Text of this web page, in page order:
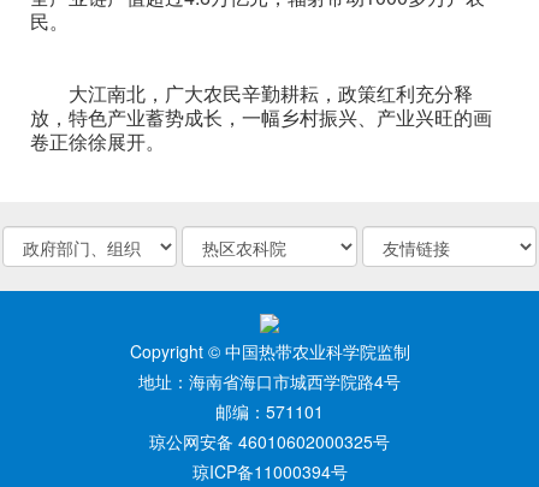
民。
大江南北，广大农民辛勤耕耘，政策红利充分释
放，特色产业蓄势成长，一幅乡村振兴、产业兴旺的画
卷正徐徐展开。
Copyright © 中国热带农业科学院监制
地址：海南省海口市城西学院路4号
邮编：571101
琼公网安备 46010602000325号
琼ICP备11000394号